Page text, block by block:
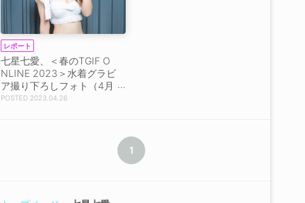
レポート
七星七愛、＜春のTGIF O
NLINE 2023＞水着グラビ
ア撮り下ろしフォト（4月
26日）2023.04.26
1